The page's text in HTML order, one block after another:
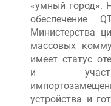
«умный город».
обеспечение
Министерства
массовых
имеет статус
и
устройства и